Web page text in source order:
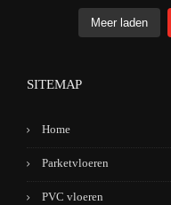
Meer laden
SITEMAP
Home
Parketvloeren
PVC vloeren